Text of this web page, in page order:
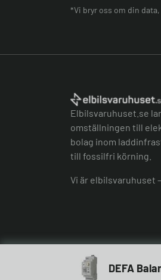
*Vi bryr oss om din data,
Elbilsvaruhuset.se
omställningen till
bolag inom
till fossilfri körning.
Vi är elbilsvaruhuset
DEFA